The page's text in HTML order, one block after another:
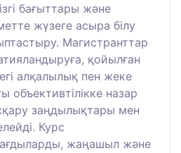
бағыттары және
жүзеге асыра білу
Магистранттар
қойылған
алқалылық пен жеке
объективтілікке назар
заңдылықтары мен
Курс
жаңашыл және